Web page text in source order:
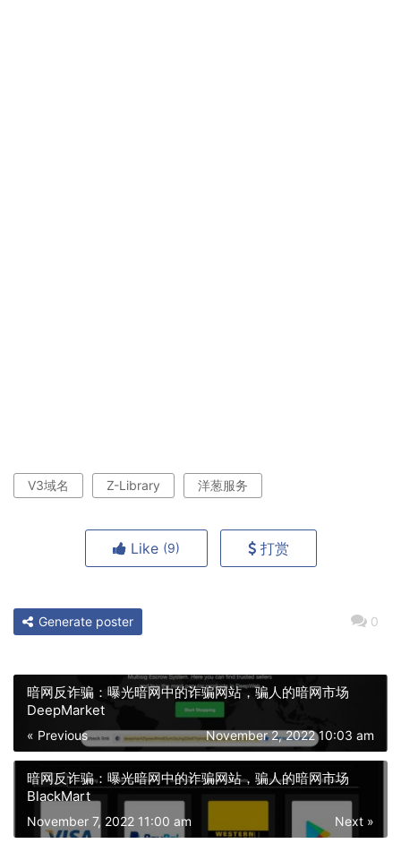
V3域名 Z-Library 洋葱服务
Like (9) 打赏
0
Generate poster
暗网反诈骗：曝光暗网中的诈骗网站，骗人的暗网市场
DeepMarket
« Previous November 2, 2022 10:03 am
暗网反诈骗：曝光暗网中的诈骗网站，骗人的暗网市场
BlackMart
Next »
November 7, 2022 11:00 am